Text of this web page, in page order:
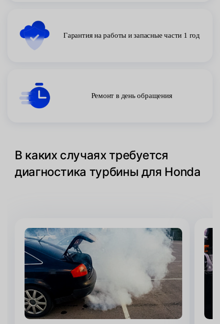
Гарантия на работы и запасные части 1 год
Ремонт в день обращения
В каких случаях требуется
диагностика турбины для Honda